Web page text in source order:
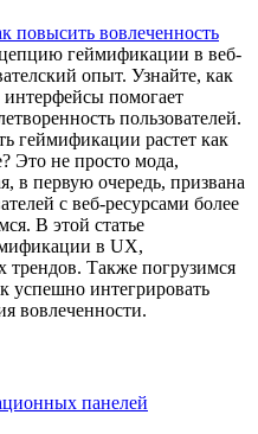
повысить вовлеченность
геймификации в веб-
опыт. Узнайте, как
помогает
пользователей.
геймификации растет как
Это не просто мода,
в первую очередь, призвана
с веб-ресурсами более
В этой статье
в UX,
трендов. Также погрузимся
успешно интегрировать
вовлеченности.